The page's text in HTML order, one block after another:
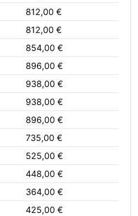
812,00 €
812,00 €
854,00 €
896,00 €
938,00 €
938,00 €
896,00 €
735,00 €
525,00 €
448,00 €
364,00 €
425,00 €